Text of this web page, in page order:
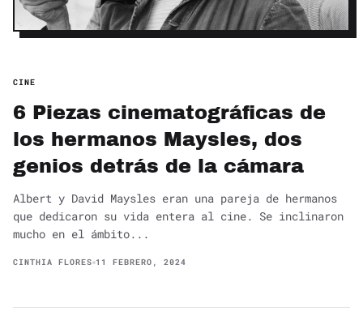
CINE
6 Piezas cinematográficas de
los hermanos Maysles, dos
genios detrás de la cámara
Albert y David Maysles eran una pareja de hermanos
que dedicaron su vida entera al cine. Se inclinaron
mucho en el ámbito...
CINTHIA FLORES 11 FEBRERO, 2024